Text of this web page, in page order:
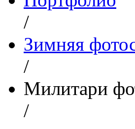
/
Зимняя
/
Милитари
/